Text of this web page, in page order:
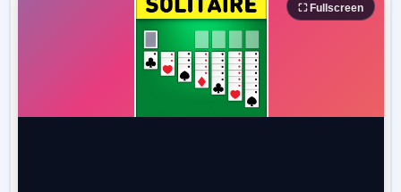
⛶ Fullscreen